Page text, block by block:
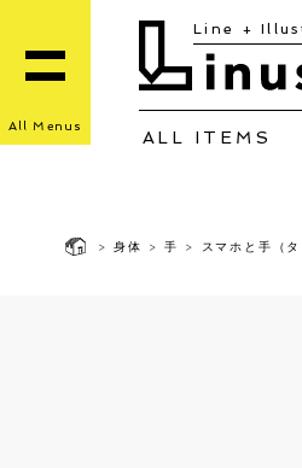
Line +
ALL ITEMS
All Menus
>身体 >手 > スマホと手（タ